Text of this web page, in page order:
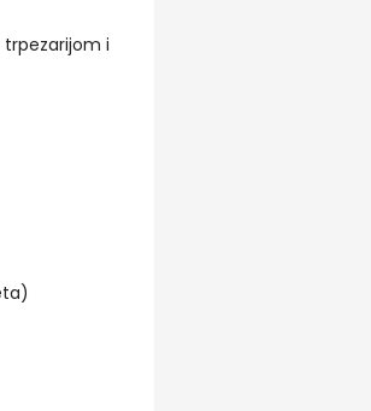
trpezarijom i